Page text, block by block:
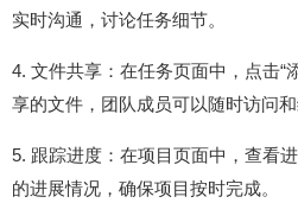
实时沟通，讨论任务细节。
4. 文件共享：在任务页面中，点击“
享的文件，团队成员可以随时访问和
5. 跟踪进度：在项目页面中，查看
的进展情况，确保项目按时完成。